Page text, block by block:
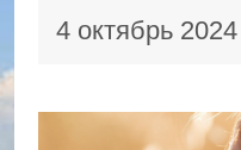
4 октябрь